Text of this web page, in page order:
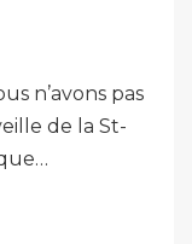
n’avons pas
de la St-